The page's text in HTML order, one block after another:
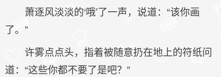
萧逐风淡淡的‘哦’了一声，说道：“该你画
了。”
许雾点点头，指着被随意扔在地上的符纸问
道：“这些你都不要了是吧？”